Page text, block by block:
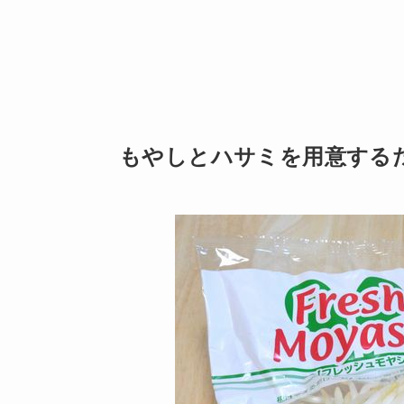
もやしとハサミを用意する